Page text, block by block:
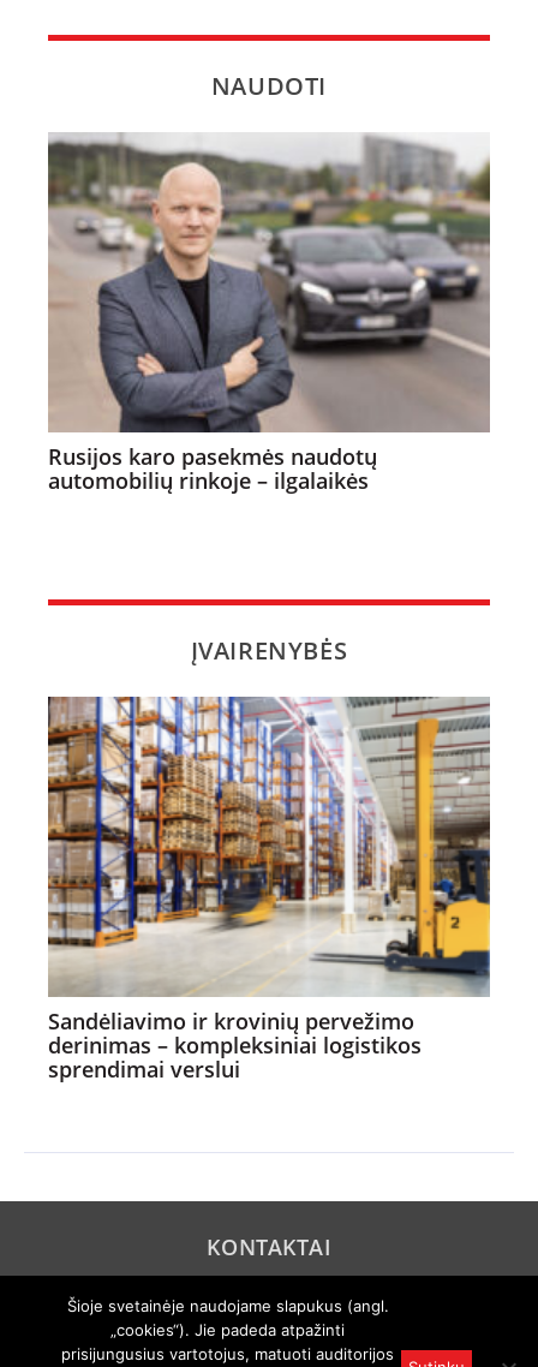
NAUDOTI
Rusijos karo pasekmės naudotų
automobilių rinkoje – ilgalaikės
ĮVAIRENYBĖS
Sandėliavimo ir krovinių pervežimo
derinimas – kompleksiniai logistikos
sprendimai verslui
KONTAKTAI
PRIVATUMO POLITIKA
Šioje svetainėje naudojame slapukus (angl.
„cookies“). Jie padeda atpažinti
prisijungusius vartotojus, matuoti auditorijos